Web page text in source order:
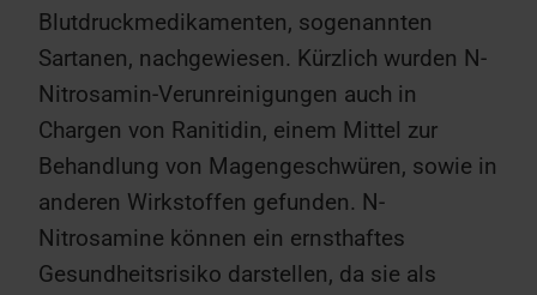
Blutdruckmedikamenten, sogenannten
Sartanen, nachgewiesen. Kürzlich wurden N-
Nitrosamin-Verunreinigungen auch in
Chargen von Ranitidin, einem Mittel zur
Behandlung von Magengeschwüren, sowie in
anderen Wirkstoffen gefunden. N-
Nitrosamine können ein ernsthaftes
Gesundheitsrisiko darstellen, da sie als